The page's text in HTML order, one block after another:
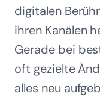
digitalen
ihren Kanälen
Gerade bei
oft gezielte
alles neu